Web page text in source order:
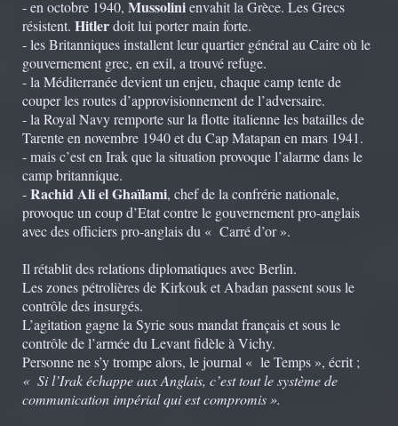
- en octobre 1940, Mussolinienvahit la Grèce. Les Grecs
résistent. Hitlerdoit lui porter main forte.
- les Britanniques installent leur quartier général au Caire où le
gouvernement grec, en exil, a trouvé refuge.
- la Méditerranée devient un enjeu, chaque camp tente de
couper les routes d’approvisionnement de l’adversaire.
- la Royal Navy remporte sur la flotte italienne les batailles de
Tarente en novembre 1940 et du Cap Matapan en mars 1941.
- mais c’est en Irak que la situation provoque l’alarme dans le
camp britannique.
-Rachid Ali el Ghaïlami, chef de la confrérie nationale,
provoque un coup d’Etat contre le gouvernement pro-anglais
avec des officiers pro-anglais du « Carré d’or ».
Il rétablit des relations diplomatiques avec Berlin.
Les zones pétrolières de Kirkouk et Abadan passent sous le
contrôle des insurgés.
L’agitation gagne la Syrie sous mandat français et sous le
contrôle de l’armée du Levant fidèle à Vichy.
Personne ne s’y trompe alors, le journal « le Temps », écrit ;
« Si l’Irak échappe aux Anglais, c’est tout le système de
communication impérial qui est compromis ».